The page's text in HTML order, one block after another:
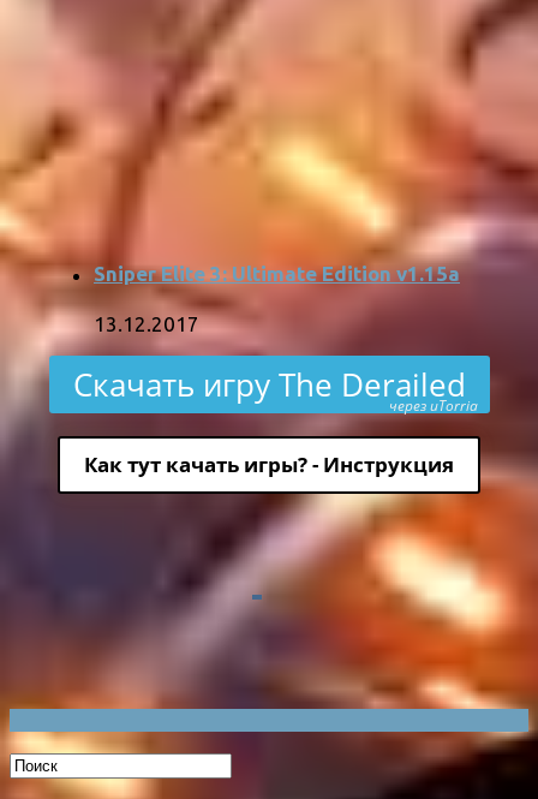
Sniper Elite 3: Ultimate Edition v1.15a
13.12.2017
Скачать игру The Derailed
через uTorria
Как тут качать игры? - Инструкция